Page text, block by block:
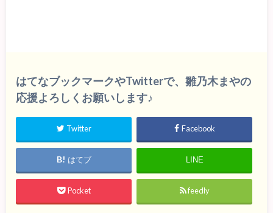
はてなブックマークやTwitterで、雛乃木まやの
応援よろしくお願いします♪
Twitter Facebook
はてブ LINE
Pocket feedly